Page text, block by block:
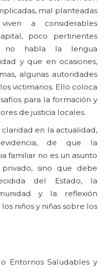
mal planteadas
a considerables
poco pertinentes
no habla la lengua
y que en ocasiones,
algunas autoridades
victimarios. Ello coloca
para la formación y
de justicia locales.
en la actualidad,
de que la
familiar no es un asunto
sino que debe
del Estado, la
y la reflexión
niños y niñas sobre los
Entornos Saludables y